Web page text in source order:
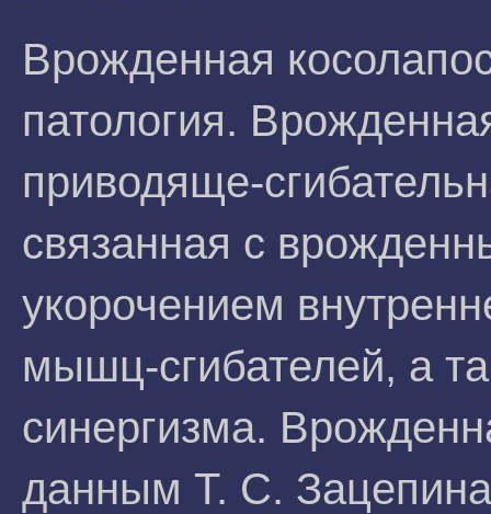
Врожденная
патология.
приводяще-
связанная с
укорочением
мышц-сгибателей, а
синергизма.
данным Т. С.